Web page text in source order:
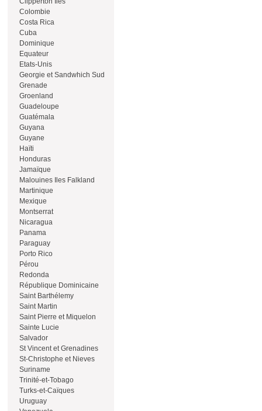
Colombie
Costa Rica
Cuba
Dominique
Equateur
Etats-Unis
Georgie et Sandwhich Sud
Grenade
Groenland
Guadeloupe
Guatémala
Guyana
Guyane
Haïti
Honduras
Jamaïque
Malouines Iles Falkland
Martinique
Mexique
Montserrat
Nicaragua
Panama
Paraguay
Porto Rico
Pérou
Redonda
République Dominicaine
Saint Barthélemy
Saint Martin
Saint Pierre et Miquelon
Sainte Lucie
Salvador
St Vincent et Grenadines
St-Christophe et Nieves
Suriname
Trinité-et-Tobago
Turks-et-Caïques
Uruguay